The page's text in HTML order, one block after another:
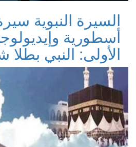
‏السيرة النبوية
أسطورية
الأولى: النبي بطلا